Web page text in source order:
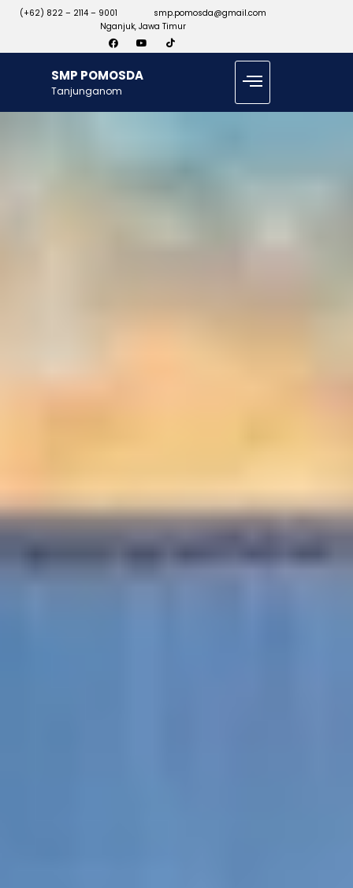
(+62) 822 – 2114 – 9001
smp.pomosda@gmail.com
Nganjuk, Jawa Timur
SMP POMOSDA
Tanjunganom